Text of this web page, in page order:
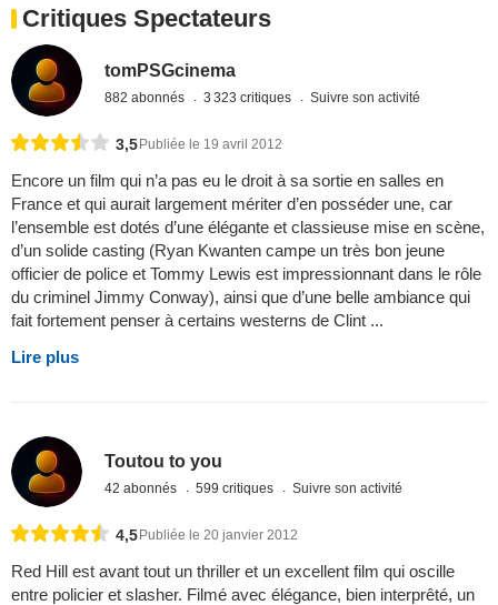
Critiques Spectateurs
tomPSGcinema
882 abonnés 3 323 critiques Suivre son activité
3,5Publiée le 19 avril 2012
Encore un film qui n’a pas eu le droit à sa sortie en salles en
France et qui aurait largement mériter d’en posséder une, car
l’ensemble est dotés d’une élégante et classieuse mise en scène,
d’un solide casting (Ryan Kwanten campe un très bon jeune
officier de police et Tommy Lewis est impressionnant dans le rôle
du criminel Jimmy Conway), ainsi que d’une belle ambiance qui
fait fortement penser à certains westerns de Clint ...
Lire plus
Toutou to you
42 abonnés 599 critiques Suivre son activité
4,5 Publiée le 20 janvier 2012
Red Hill est avant tout un thriller et un excellent film qui oscille
entre policier et slasher. Filmé avec élégance, bien interprêté, un